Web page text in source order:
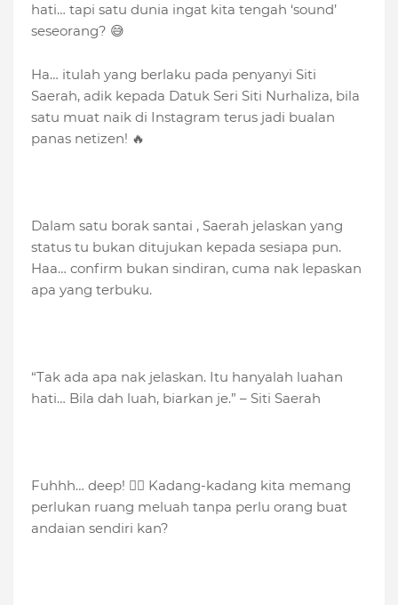
hati… tapi satu dunia ingat kita tengah ‘sound’
seseorang? 😅
Ha… itulah yang berlaku pada penyanyi Siti
Saerah, adik kepada Datuk Seri Siti Nurhaliza, bila
satu muat naik di Instagram terus jadi bualan
panas netizen! 🔥
Dalam satu borak santai , Saerah jelaskan yang
status tu bukan ditujukan kepada sesiapa pun.
Haa… confirm bukan sindiran, cuma nak lepaskan
apa yang terbuku.
“Tak ada apa nak jelaskan. Itu hanyalah luahan
hati… Bila dah luah, biarkan je.” – Siti Saerah
Fuhhh… deep! 😮‍💨 Kadang-kadang kita memang
perlukan ruang meluah tanpa perlu orang buat
andaian sendiri kan?